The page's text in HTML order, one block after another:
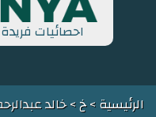
احصائيات
الرئيسية>خ> خالد